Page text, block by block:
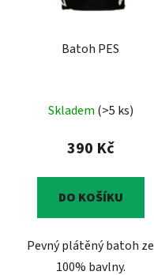
Batoh PES
Skladem (>5 ks)
390 Kč
DO KOŠÍKU
Pevný plátěný batoh ze
100% bavlny.